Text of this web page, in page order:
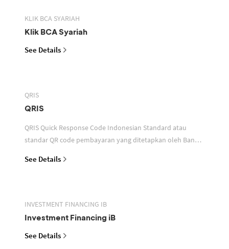
KLIK BCA SYARIAH
Klik BCA Syariah
See Details
QRIS
QRIS
QRIS Quick Response Code Indonesian Standard atau
standar QR code pembayaran yang ditetapkan oleh Bank
See Details
INVESTMENT FINANCING IB
Investment Financing iB
See Details